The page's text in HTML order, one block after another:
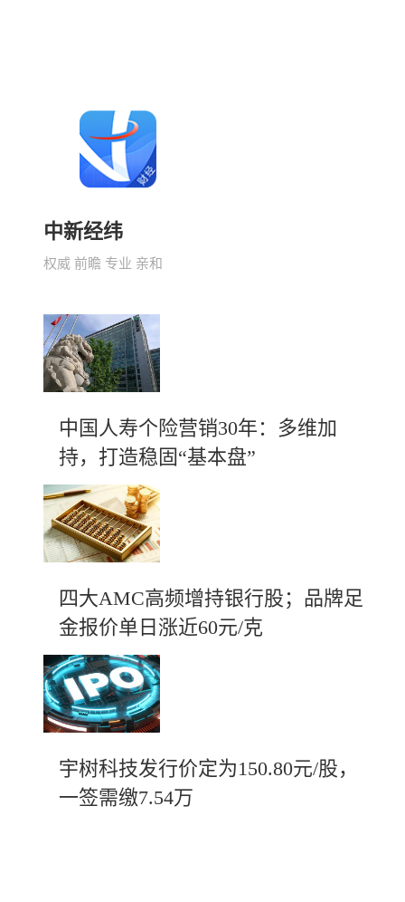
中新经纬
权威 前瞻 专业 亲和
中国人寿个险营销30年：多维加
持，打造稳固“基本盘”
四大AMC高频增持银行股；品牌足
金报价单日涨近60元/克
宇树科技发行价定为150.80元/股，
一签需缴7.54万